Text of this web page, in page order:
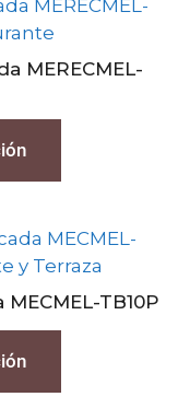
MERECMEL-
TB10P